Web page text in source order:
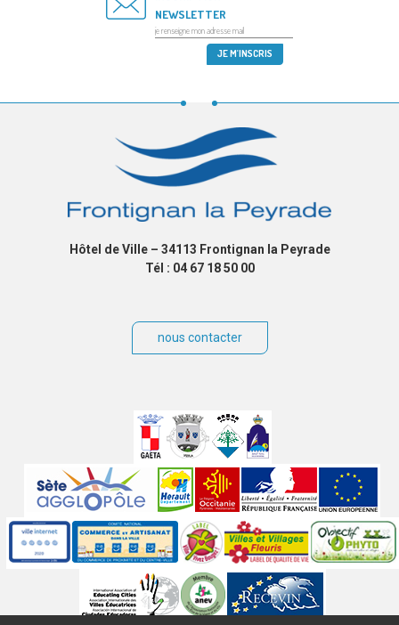
NEWSLETTER
Hôtel de Ville – 34113 Frontignan la Peyrade
Tél : 04 67 18 50 00
nous contacter
partenaires
Labels